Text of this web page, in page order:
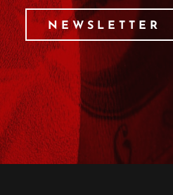
NEWSLETTER